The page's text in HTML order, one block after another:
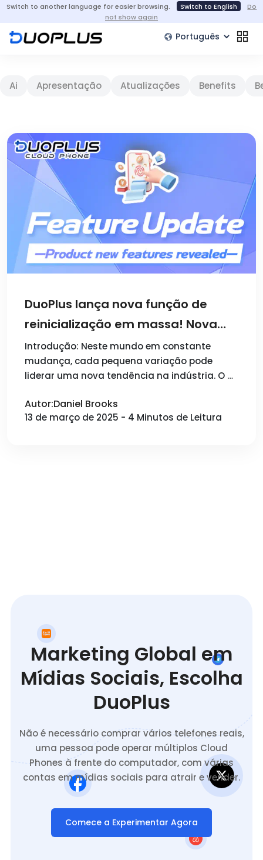
Switch to another language for easier browsing. Switch to English
Do
not show again
Ai Apresentação Atualizações Benefits
DuoPlus lança nova função de
reinicialização em massa! Nova
função de área de transferência
na página de controle de grupo
melhora a eficiência do trabalho!
Introdução: Neste mundo em constante
mudança, cada pequena variação pode
liderar uma nova tendência na indústria. O …
Autor:Daniel Brooks
13 de março de 2025 - 4 Minutos de Leitura
Marketing Global em
Mídias Sociais, Escolha
DuoPlus
Não é necessário comprar vários telefones reais,
uma pessoa pode operar múltiplos Cloud
Phones à frente do computador, com várias
contas em mídias sociais para atrair e vender.
Comece a Experimentar Agora